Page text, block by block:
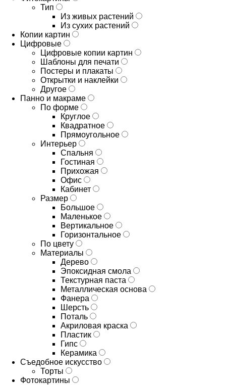
Тип
Из живых растений
Из сухих растений
Копии картин
Цифровые
Цифровые копии картин
Шаблоны для печати
Постеры и плакаты
Открытки и наклейки
Другое
Панно и макраме
По форме
Круглое
Квадратное
Прямоугольное
Интерьер
Спальня
Гостиная
Прихожая
Офис
Кабинет
Размер
Большое
Маленькое
Вертикальное
Горизонтальное
По цвету
Материалы
Дерево
Эпоксидная смола
Текстурная паста
Металлическая основа
Фанера
Шерсть
Поталь
Акриловая краска
Пластик
Гипс
Керамика
Съедобное искусство
Торты
Фотокартины